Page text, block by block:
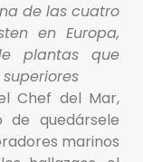
de las cuatro
en Europa,
plantas que
Chef del Mar,
quedársele
marinos